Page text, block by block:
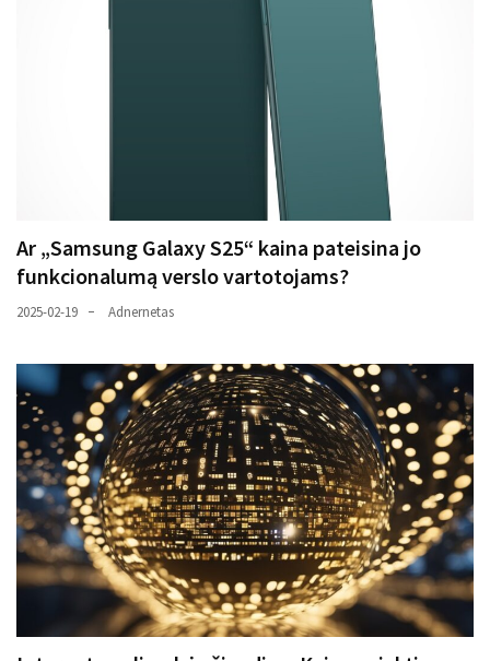
Ar „Samsung Galaxy S25“ kaina pateisina jo
funkcionalumą verslo vartotojams?
2025-02-19 Adnernetas